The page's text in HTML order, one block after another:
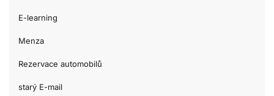
E-learning
Menza
Rezervace automobilů
starý E-mail